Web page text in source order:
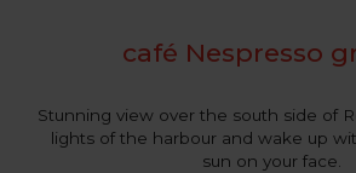
café Nespresso
Stunning view over the south side of
lights of the harbour and wake up
sun on your face.